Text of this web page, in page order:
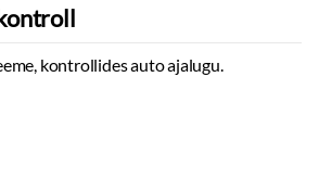
kontrollides auto ajalugu.